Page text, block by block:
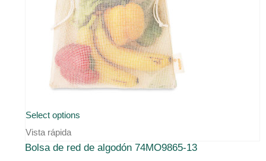
Select options
Vista rápida
Bolsa de red de algodón 74MO9865-13